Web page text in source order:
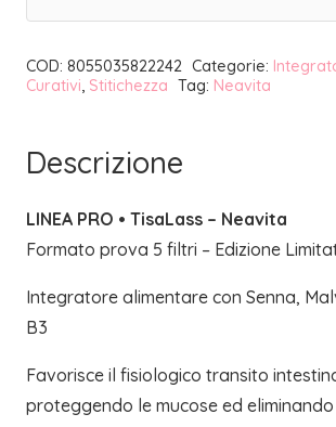
FILTRI
LIMITATA
NEAVITA
quantità
COD: 8055035822242 Categorie:
Curativi, Stitichezza Tag: Neavita
Descrizione
LINEA PRO • TisaLass – Neavita
Formato prova 5 filtri – Edizione
Integratore alimentare con Senna,
B3
Favorisce il fisiologico transito
proteggendo le mucose ed